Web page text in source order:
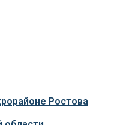
Ростова